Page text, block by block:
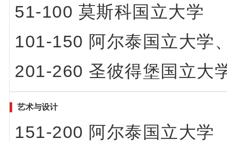
51-100 莫斯科国立大学
101-150 阿尔泰国立大学
201-260 圣彼得堡国立大
艺术与设计
151-200 阿尔泰国立大学